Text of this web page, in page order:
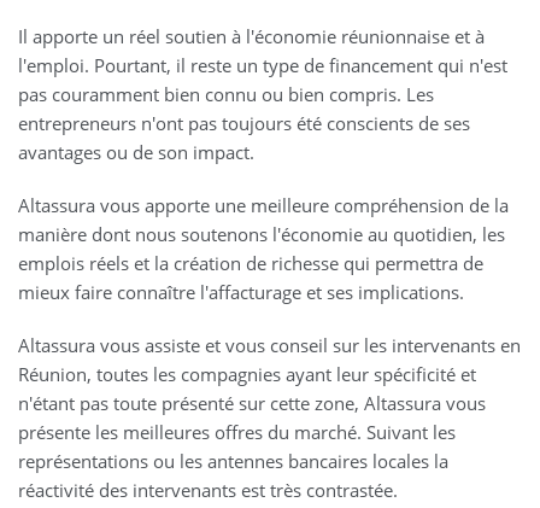
Il apporte un réel soutien à l'économie réunionnaise et à
l'emploi. Pourtant, il reste un type de financement qui n'est
pas couramment bien connu ou bien compris. Les
entrepreneurs n'ont pas toujours été conscients de ses
avantages ou de son impact.
Altassura vous apporte une meilleure compréhension de la
manière dont nous soutenons l'économie au quotidien, les
emplois réels et la création de richesse qui permettra de
mieux faire connaître l'affacturage et ses implications.
Altassura vous assiste et vous conseil sur les intervenants en
Réunion, toutes les compagnies ayant leur spécificité et
n'étant pas toute présenté sur cette zone, Altassura vous
présente les meilleures offres du marché. Suivant les
représentations ou les antennes bancaires locales la
réactivité des intervenants est très contrastée.